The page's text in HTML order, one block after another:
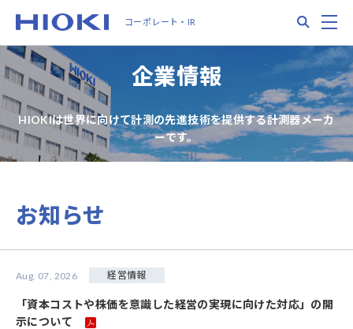
ン
ン
テ
ン
ツ
移
コーポレート・IR
企業情報
HIOKIは世界に向けて計測の先進技術を提供する計測器メーカ
ーです。
お知らせ
「資本コストや株価を意識した経営の実現に向けた対応」の開
示について
Aug. 07, 2026 経営情報